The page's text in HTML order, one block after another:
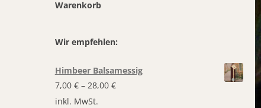
Warenkorb
Wir empfehlen:
Himbeer Balsamessig
7,00 €– 28,00 €
inkl. MwSt.